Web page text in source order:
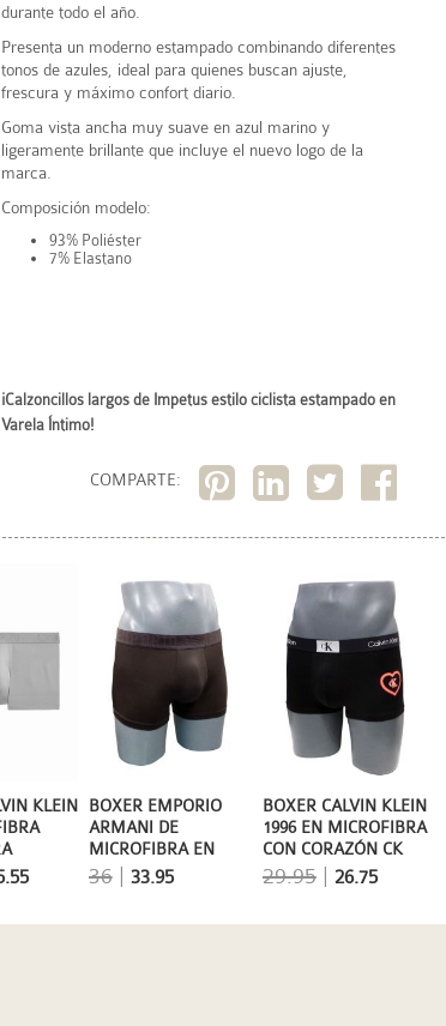
durante todo el año.
Presenta un moderno estampado combinando diferentes
tonos de azules, ideal para quienes buscan ajuste,
frescura y máximo confort diario.
Goma vista ancha muy suave en azul marino y
ligeramente brillante que incluye el nuevo logo de la
marca.
Composición modelo:
93% Poliéster
7% Elastano
¡Calzoncillos largos de Impetus estilo ciclista estampado en
Varela Íntimo!
COMPARTE:
BOXER CALVIN KLEIN
1996 EN MICROFIBRA
CON CORAZÓN CK
(ED. SAN VALENTÍN)
29.95| 26.75
BOXER EMPORIO
ARMANI DE
MICROFIBRA EN
MARRÓN
CHOCOLATE
36| 33.95
KLEIN
GRIS